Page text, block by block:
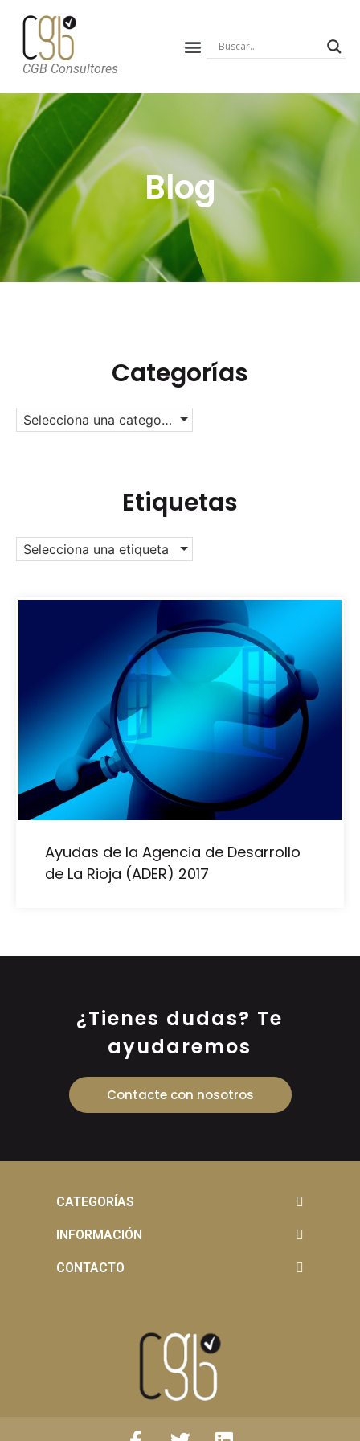
CGB Consultores
Blog
Categorías
Selecciona una categoría
Etiquetas
Selecciona una etiqueta
Ayudas de la Agencia de Desarrollo
de La Rioja (ADER) 2017
¿Tienes dudas? Te
ayudaremos
Contacte con nosotros
CATEGORÍAS
INFORMACIÓN
CONTACTO